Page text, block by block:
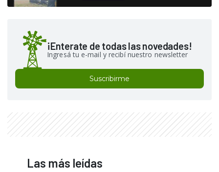
¡Enterate de todas las novedades!
Ingresá tu e-mail y recibí nuestro newsletter
Suscribirme
Las más leídas